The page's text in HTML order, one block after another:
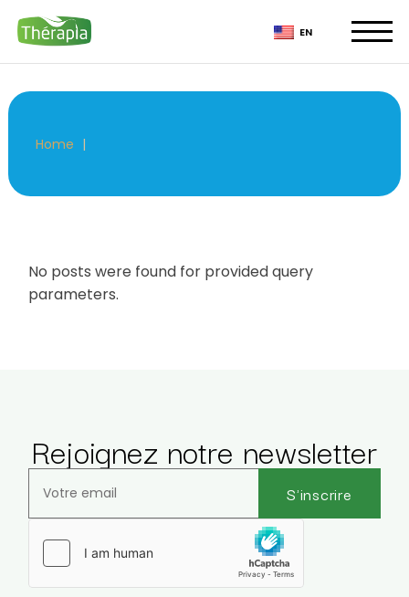
the
content
EN
Home
No posts were found for provided query
parameters.
Rejoignez notre newsletter
S'inscrire